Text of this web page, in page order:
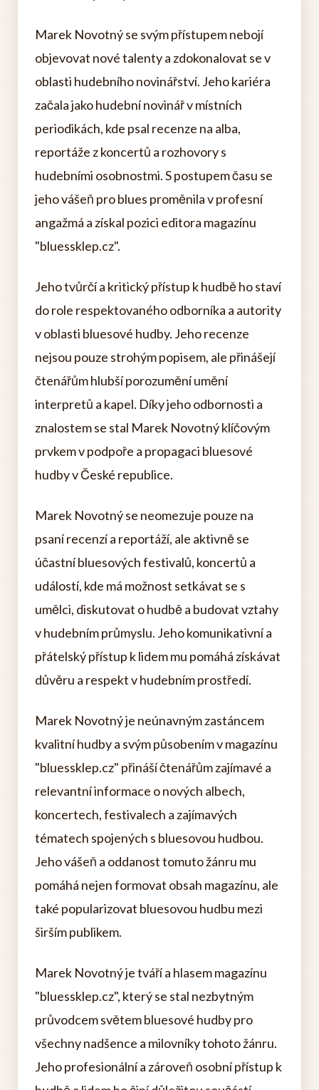
Marek Novotný se svým přístupem nebojí
objevovat nové talenty a zdokonalovat se v
oblasti hudebního novinářství. Jeho kariéra
začala jako hudební novinář v místních
periodikách, kde psal recenze na alba,
reportáže z koncertů a rozhovory s
hudebními osobnostmi. S postupem času se
jeho vášeň pro blues proměnila v profesní
angažmá a získal pozici editora magazínu
"bluessklep.cz".
Jeho tvůrčí a kritický přístup k hudbě ho staví
do role respektovaného odborníka a autority
v oblasti bluesové hudby. Jeho recenze
nejsou pouze strohým popisem, ale přinášejí
čtenářům hlubší porozumění umění
interpretů a kapel. Díky jeho odbornosti a
znalostem se stal Marek Novotný klíčovým
prvkem v podpoře a propagaci bluesové
hudby v České republice.
Marek Novotný se neomezuje pouze na
psaní recenzí a reportáží, ale aktivně se
účastní bluesových festivalů, koncertů a
událostí, kde má možnost setkávat se s
umělci, diskutovat o hudbě a budovat vztahy
v hudebním průmyslu. Jeho komunikativní a
přátelský přístup k lidem mu pomáhá získávat
důvěru a respekt v hudebním prostředí.
Marek Novotný je neúnavným zastáncem
kvalitní hudby a svým působením v magazínu
"bluessklep.cz" přináší čtenářům zajímavé a
relevantní informace o nových albech,
koncertech, festivalech a zajímavých
tématech spojených s bluesovou hudbou.
Jeho vášeň a oddanost tomuto žánru mu
pomáhá nejen formovat obsah magazínu, ale
také popularizovat bluesovou hudbu mezi
širším publikem.
Marek Novotný je tváří a hlasem magazínu
"bluessklep.cz", který se stal nezbytným
průvodcem světem bluesové hudby pro
všechny nadšence a milovníky tohoto žánru.
Jeho profesionální a zároveň osobní přístup k